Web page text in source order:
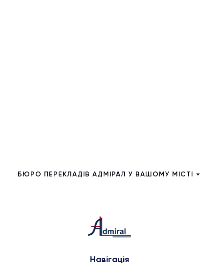
БЮРО ПЕРЕКЛАДІВ АДМІРАЛ У ВАШОМУ МІСТІ
Навігація